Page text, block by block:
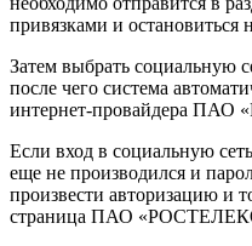
привязками и остановиться
Затем выбрать социальную
после чего система
интернет-провайдера
Если вход в социальную
еще не производился и
произвести авторизацию и
страница ПАО